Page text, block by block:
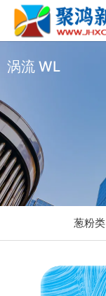
涡流 WL
葱粉类